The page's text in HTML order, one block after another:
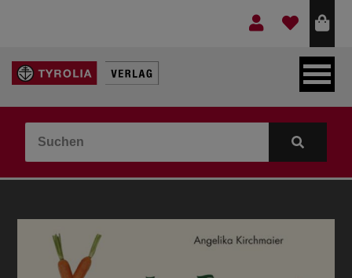
LEBEN & GLAUBE
KINDER- & JUGENDBUCH